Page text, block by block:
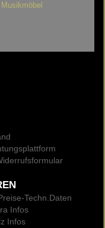
Musikmöbel
-Techn.Daten
Infos
Infos